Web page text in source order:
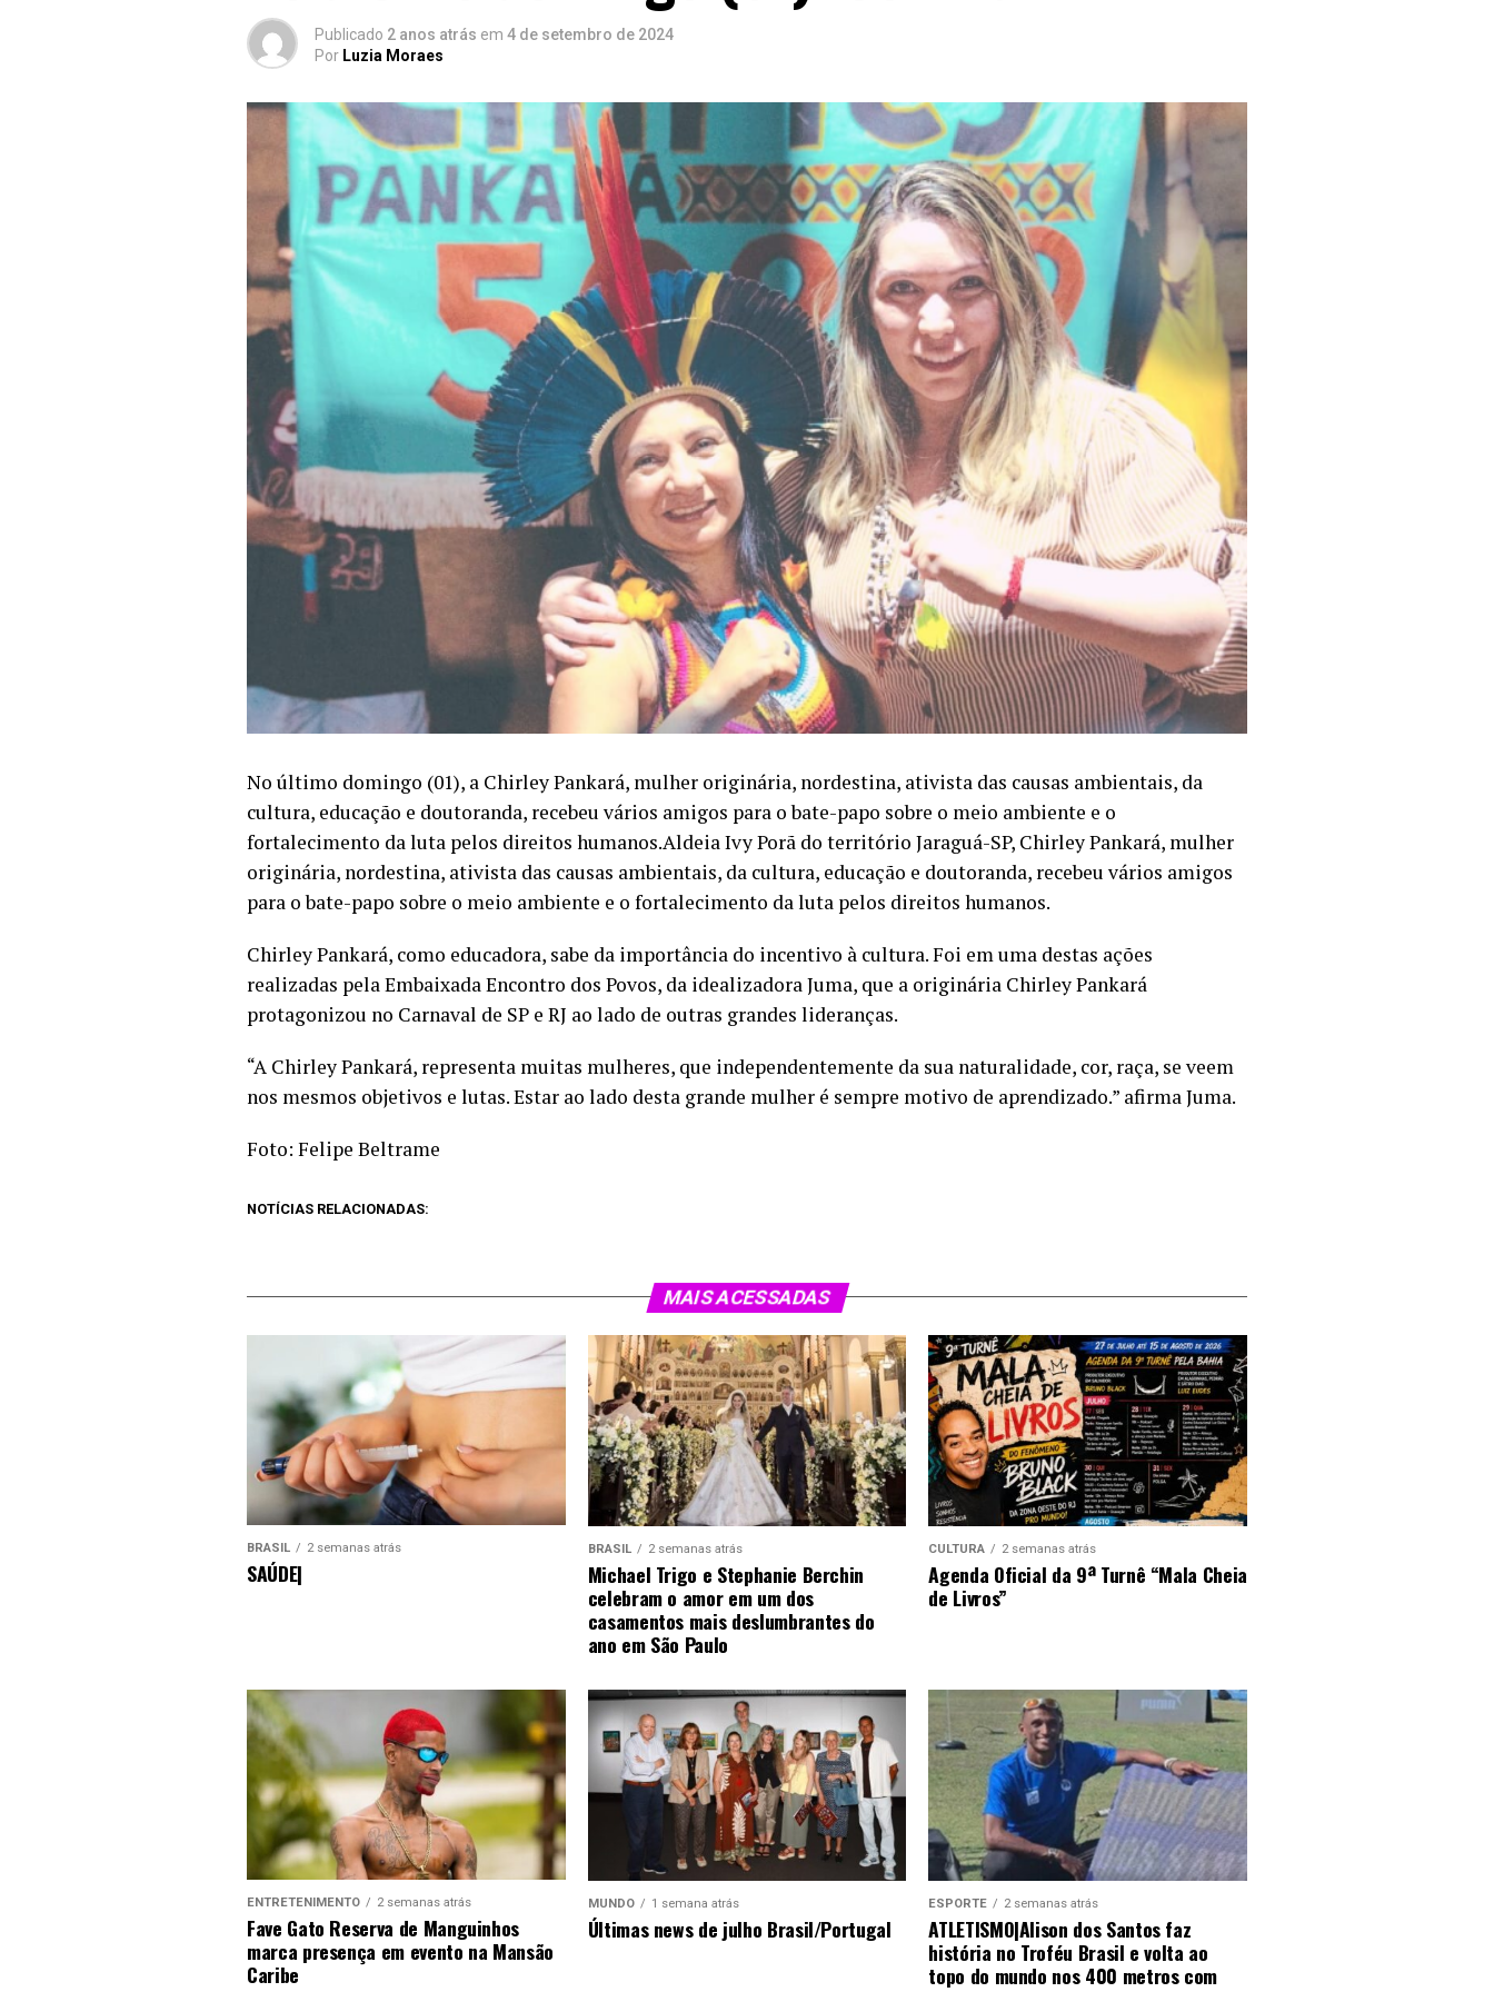
Publicado 2 anos atrás em 4 de setembro de 2024
Por Luzia Moraes
No último domingo (01), a Chirley Pankará, mulher originária, nordestina, ativista das causas ambientais, da
cultura, educação e doutoranda, recebeu vários amigos para o bate-papo sobre o meio ambiente e o
fortalecimento da luta pelos direitos humanos.Aldeia Ivy Porã do território Jaraguá-SP, Chirley Pankará, mulher
originária, nordestina, ativista das causas ambientais, da cultura, educação e doutoranda, recebeu vários amigos
para o bate-papo sobre o meio ambiente e o fortalecimento da luta pelos direitos humanos.
Chirley Pankará, como educadora, sabe da importância do incentivo à cultura. Foi em uma destas ações
realizadas pela Embaixada Encontro dos Povos, da idealizadora Juma, que a originária Chirley Pankará
protagonizou no Carnaval de SP e RJ ao lado de outras grandes lideranças.
“A Chirley Pankará, representa muitas mulheres, que independentemente da sua naturalidade, cor, raça, se veem
nos mesmos objetivos e lutas. Estar ao lado desta grande mulher é sempre motivo de aprendizado.” afirma Juma.
Foto: Felipe Beltrame
NOTÍCIAS RELACIONADAS:
MAIS ACESSADAS
BRASIL 2 semanas atrás
SAÚDE|
BRASIL 2 semanas atrás
Michael Trigo e Stephanie Berchin
celebram o amor em um dos
casamentos mais deslumbrantes do
ano em São Paulo
CULTURA 2 semanas atrás
Agenda Oficial da 9ª Turnê “Mala Cheia
de Livros”
ENTRETENIMENTO 2 semanas atrás
Fave Gato Reserva de Manguinhos
marca presença em evento na Mansão
Caribe
MUNDO 1 semana atrás
Últimas news de julho Brasil/Portugal
ESPORTE 2 semanas atrás
ATLETISMO|Alison dos Santos faz
história no Troféu Brasil e volta ao
topo do mundo nos 400 metros com